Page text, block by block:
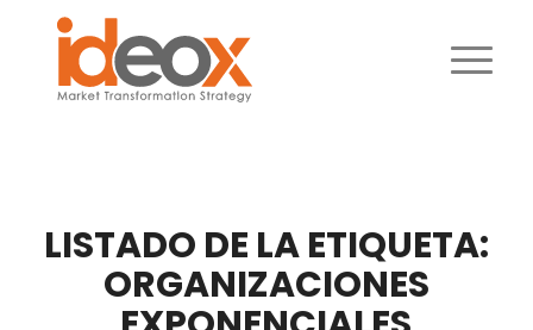
LISTADO DE LA ETIQUETA:
ORGANIZACIONES